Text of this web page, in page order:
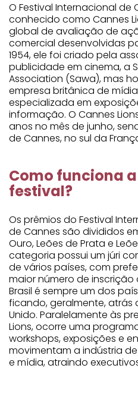
O Festival Internacional de
conhecido como Cannes
global de avaliação de
comercial desenvolvidas
1954, ele foi criado pela
publicidade em cinema, a
Association (Sawa), mas
empresa britânica de
especializada em
informação. O Cannes
anos no mês de junho,
de Cannes, no sul da
Como funciona
festival?
Os prêmios do Festival
de Cannes são divididos
Ouro, Leões de Prata e
categoria possui um júri
de vários países, com
maior número de inscrição
Brasil é sempre um dos
ficando, geralmente, atrás
Unido. Paralelamente às
Lions, ocorre uma
workshops, exposições e
movimentam a indústria
e mídia, atraindo